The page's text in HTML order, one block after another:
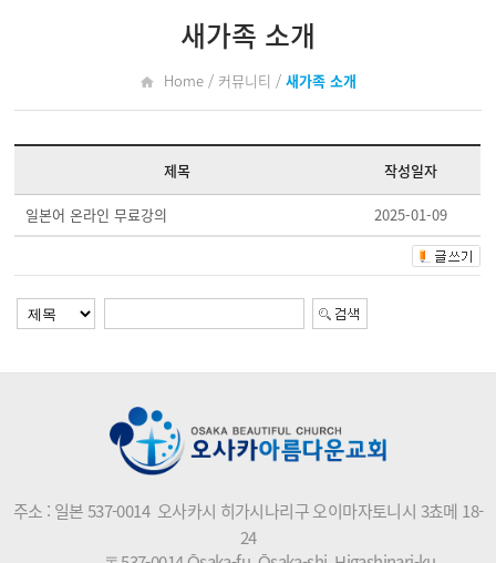
새가족 소개
Home / 커뮤니티 / 새가족 소개
제목 작성일자
일본어 온라인 무료강의 2025-01-09
주소 : 일본 537-0014 오사카시 히가시나리구 오이마자토니시 3쵸메 18-
24